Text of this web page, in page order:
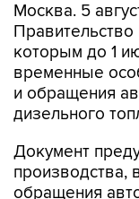
Москва. 5
которым до 1
временные
и обращения
дизельного
Документ
производства,
обращения